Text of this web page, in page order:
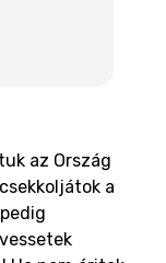
az Ország
a